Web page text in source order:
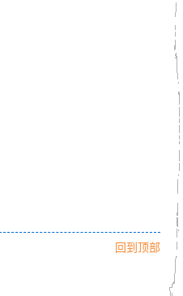
回到顶部